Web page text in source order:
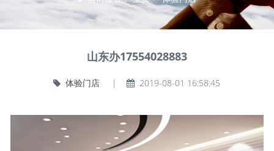
山东办17554028883
体验门店 | 2019-08-01 16:58:45